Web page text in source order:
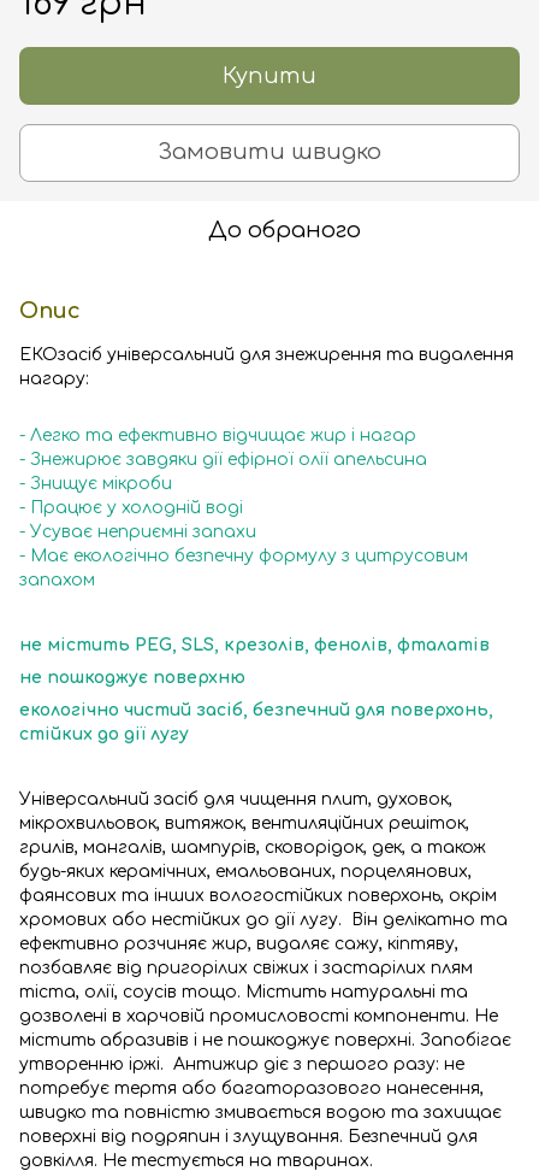
Купити
Замовити швидко
До обраного
Опис
ЕКОзасіб універсальний для знежирення та видалення
нагару:
- Легко та ефективно відчищає жир і нагар
- Знежирює завдяки дії ефірної олії апельсина
- Знищує мікроби
- Працює у холодній воді
- Усуває неприємні запахи
- Має екологічно безпечну формулу з цитрусовим
запахом
не містить PEG, SLS, крезолів, фенолів, фталатів
не пошкоджує поверхню
екологічно чистий засіб, безпечний для поверхонь,
стійких до дії лугу
Універсальний засіб для чищення плит, духовок,
мікрохвильовок, витяжок, вентиляційних решіток,
грилів, мангалів, шампурів, сковорідок, дек, а також
будь-яких керамічних, емальованих, порцелянових,
фаянсових та інших вологостійких поверхонь, окрім
хромових або нестійких до дії лугу. Він делікатно та
ефективно розчиняє жир, видаляє сажу, кіптяву,
позбавляє від пригорілих свіжих і застарілих плям
тіста, олії, соусів тощо. Містить натуральні та
дозволені в харчовій промисловості компоненти. Не
містить абразивів і не пошкоджує поверхні. Запобігає
утворенню іржі. Антижир діє з першого разу: не
потребує тертя або багаторазового нанесення,
швидко та повністю змивається водою та захищає
поверхні від подряпин і злущування. Безпечний для
довкілля. Не тестується на тваринах.